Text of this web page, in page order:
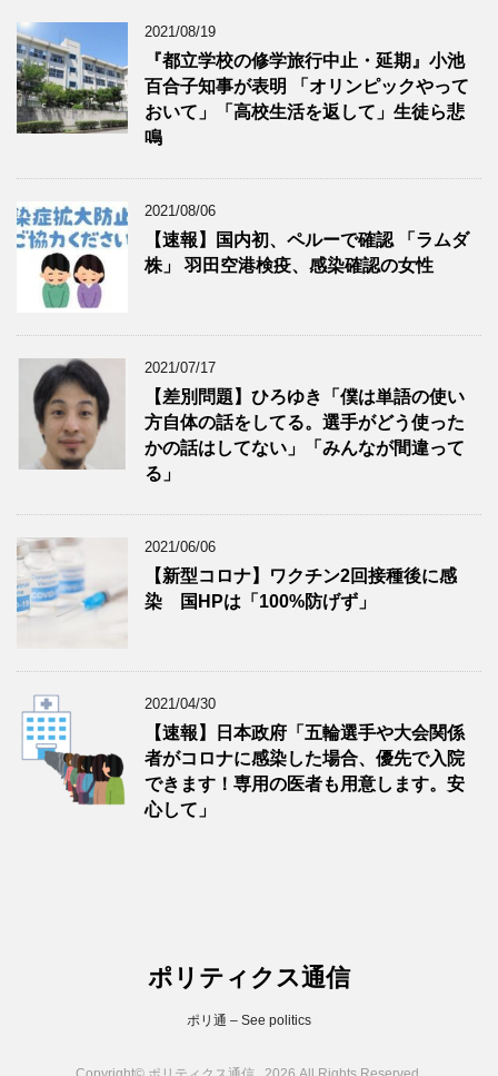
2021/08/19
『都立学校の修学旅行中止・延期』小池
百合子知事が表明 「オリンピックやって
おいて」「高校生活を返して」生徒ら悲
鳴
2021/08/06
【速報】国内初、ペルーで確認 「ラムダ
株」 羽田空港検疫、感染確認の女性
2021/07/17
【差別問題】ひろゆき「僕は単語の使い
方自体の話をしてる。選手がどう使った
かの話はしてない」「みんなが間違って
る」
2021/06/06
【新型コロナ】ワクチン2回接種後に感
染 国HPは「100%防げず」
2021/04/30
【速報】日本政府「五輪選手や大会関係
者がコロナに感染した場合、優先で入院
できます！専用の医者も用意します。安
心して」
ポリティクス通信
ポリ通 – See politics